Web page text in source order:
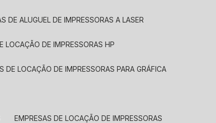
DE ALUGUEL DE IMPRESSORAS A LASER
LOCAÇÃO DE IMPRESSORAS HP
DE LOCAÇÃO DE IMPRESSORAS PARA GRÁFICA
EMPRESAS DE LOCAÇÃO DE IMPRESSORAS